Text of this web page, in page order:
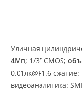
Уличная
4Мп; 1/3” CMOS;
0.01лк@F1.6
видеоаналитика: